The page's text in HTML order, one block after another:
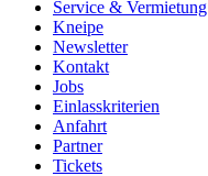
Service & Vermietung
Kneipe
Newsletter
Kontakt
Jobs
Einlasskriterien
Anfahrt
Partner
Tickets